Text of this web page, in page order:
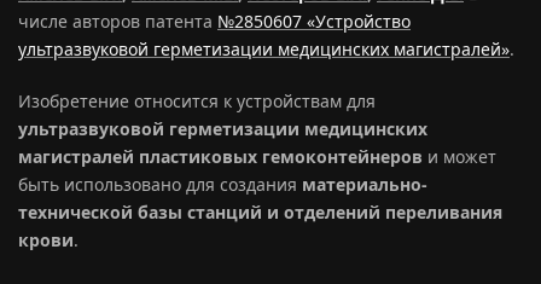
числе авторов патента №2850607 «Устройство
ультразвуковой герметизации медицинских магистралей».
Изобретение относится к устройствам для
ультразвуковой герметизации медицинских
магистралей пластиковых гемоконтейнеров и может
быть использовано для создания материально-
технической базы станций и отделений переливания
крови.